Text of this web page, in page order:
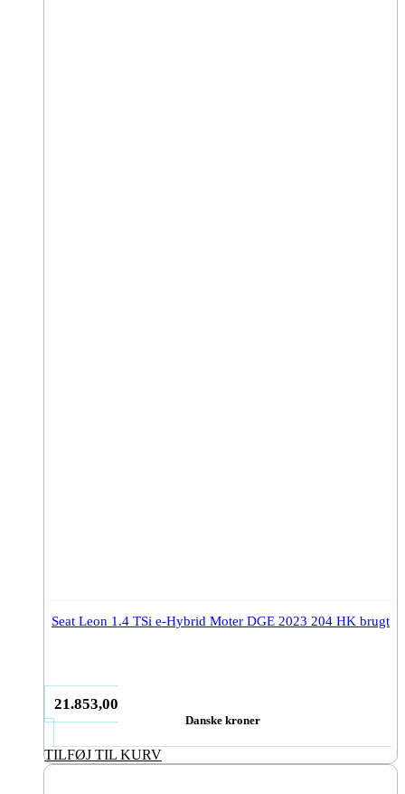
Seat Leon 1.4 TSi e-Hybrid Moter DGE 2023 204 HK brugt
21.853,00
Danske kroner
TILFØJ TIL KURV